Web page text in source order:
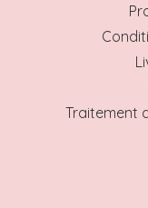
Traitement